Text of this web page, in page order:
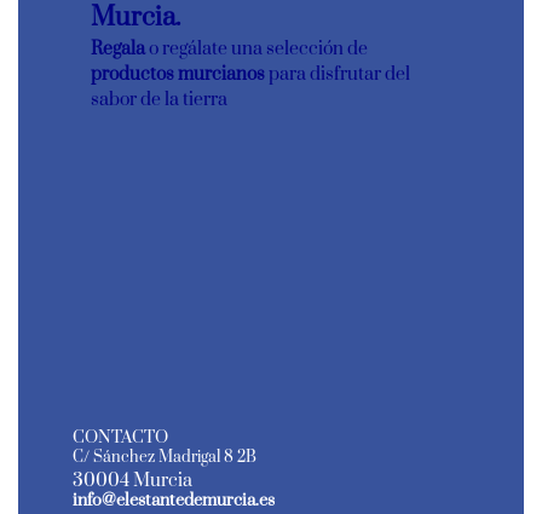
Murcia.
Regalao regálate una selección de
productos murcianospara disfrutar del
sabor de la tierra
CONTACTO
C/ Sánchez Madrigal 8 2B
30004 Murcia
info@elestantedemurcia.es